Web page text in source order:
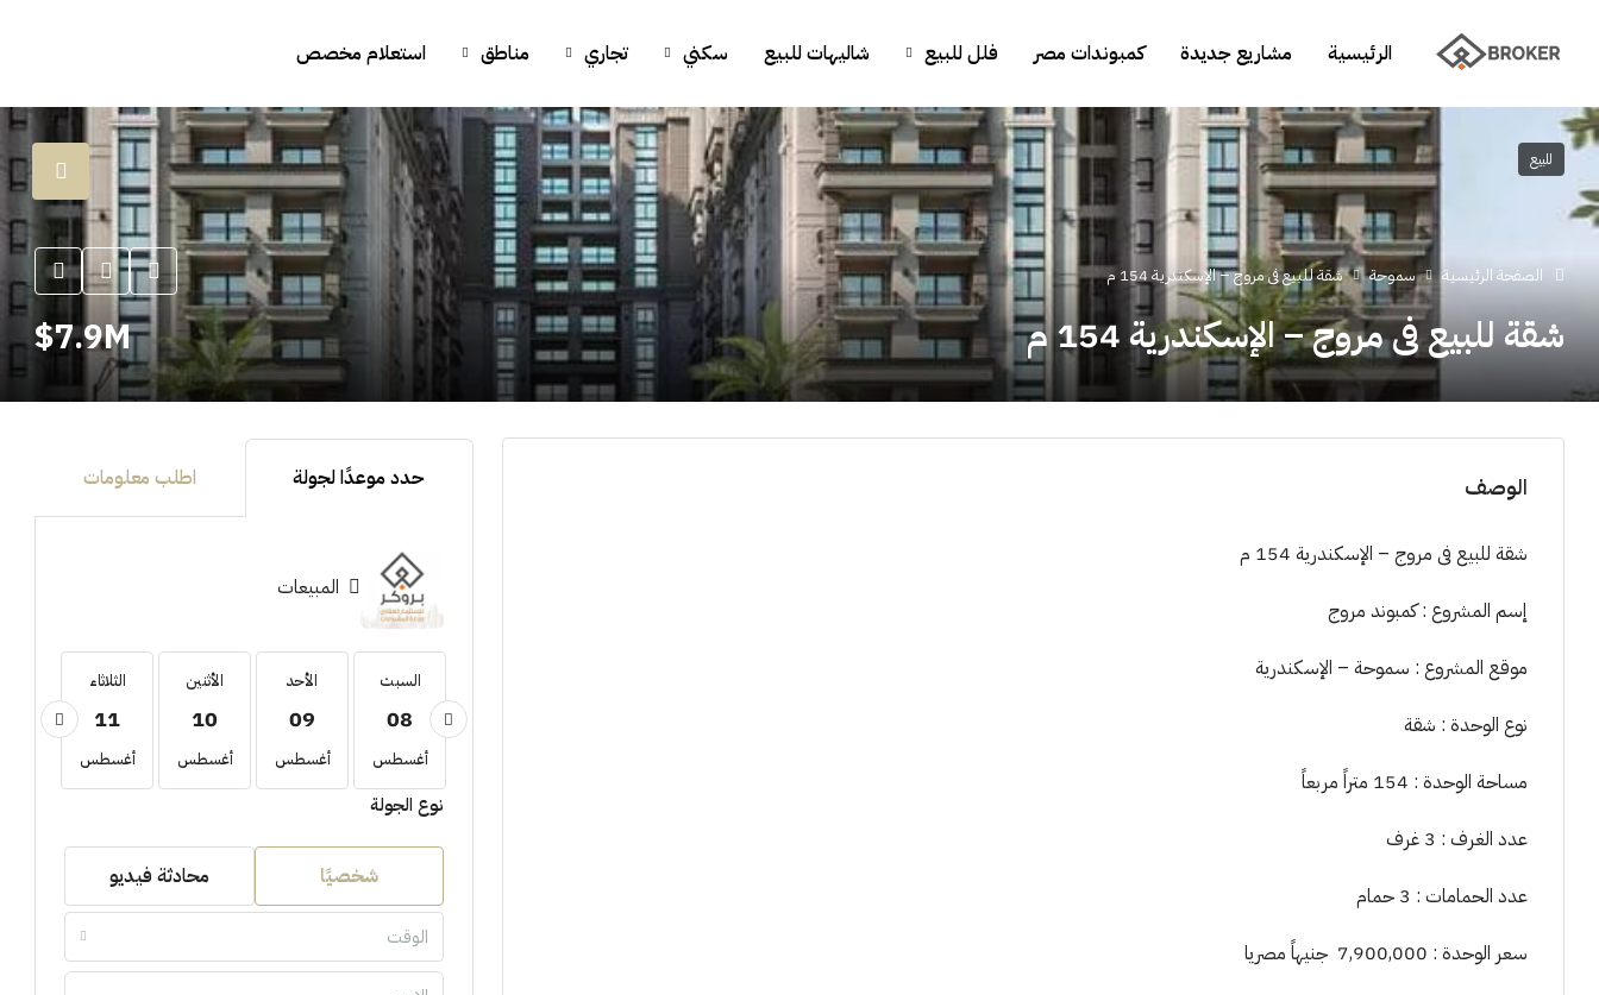
الرئيسية مشاريع جديدة كمبوندات مصر فلل للبيع شاليهات للبيع سكني تجاري مناطق استعلام مخصص
للبيع
الصفحة الرئيسية سموحة شقة للبيع فى مروج – الإسكندرية 154 م
شقة للبيع فى مروج – الإسكندرية 154 م 7.9M$
الوصف
شقة للبيع فى مروج – الإسكندرية 154 م
إسم المشروع : كمبوند مروج
موقع المشروع : سموحة – الإسكندرية
نوع الوحدة : شقة
مساحة الوحدة : 154 متراً مربعاً
عدد الغرف : 3 غرف
عدد الحمامات : 3 حمام
سعر الوحدة : 7,900,000 جنيهاً مصريا
حدد موعدًا لجولة اطلب معلومات
المبيعات
السبت
08
أغسطس
الأحد
09
أغسطس
الأثنين
10
أغسطس
الثلاثاء
11
أغسطس
نوع الجولة
شخصيًا محادثة فيديو
الوقت